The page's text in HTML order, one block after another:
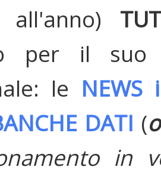
per il suo
le
DATI (
in